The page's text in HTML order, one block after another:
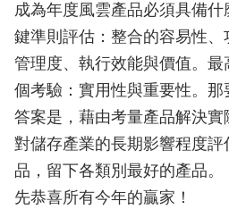
成為年度風雲產品必須具備
鍵準則評估：整合的容易性
管理度、執行效能與價值。
個考驗：實用性與重要性。那
答案是，藉由考量產品解決
對儲存產業的長期影響程度
品，留下各類別最好的產品。
先恭喜所有今年的贏家！